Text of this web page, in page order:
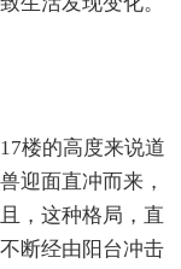
楼的高度来说道
迎面直冲而来，
，这种格局，直
断经由阳台冲击